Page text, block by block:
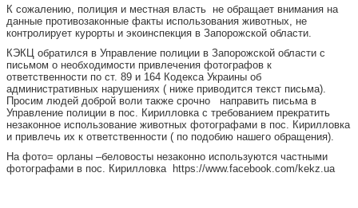
К сожалению, полиция и местная власть не обращает внимания на
данные противозаконные факты использования животных, не
контролирует курорты и экоинспекция в Запорожской области.
КЭКЦ обратился в Управление полиции в Запорожской области с
письмом о необходимости привлечения фотографов к
ответственности по ст. 89 и 164 Кодекса Украины об
административных нарушениях ( ниже приводится текст письма).
Просим людей доброй воли также срочно направить письма в
Управление полиции в пос. Кирилловка с требованием прекратить
незаконное использование животных фотографами в пос. Кирилловка
и привлечь их к ответственности ( по подобию нашего обращения).
На фото= орланы –беловосты незаконно используются частными
фотографами в пос. Кирилловка https://www.facebook.com/kekz.ua